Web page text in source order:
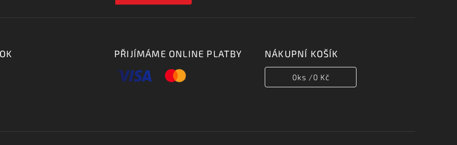
PŘIJÍMÁME ONLINE PLATBY NÁKUPNÍ KOŠÍK
0ks /0 Kč